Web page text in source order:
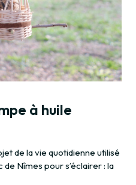
à huile
de la vie quotidienne utilisé
de Nîmes pour s’éclairer : la